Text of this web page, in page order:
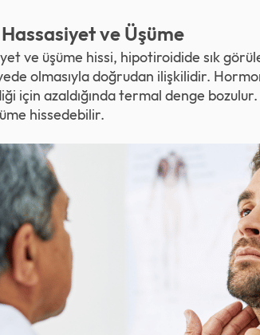
Hassasiyet ve Üşüme
ve üşüme hissi, hipotiroidide sık
olmasıyla doğrudan ilişkilidir.
için azaldığında termal denge
hissedebilir.